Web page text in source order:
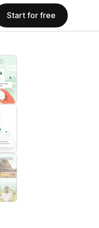
Start for free